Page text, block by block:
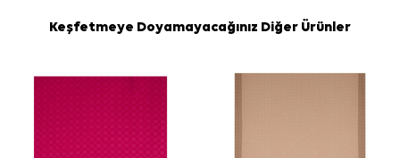
Keşfetmeye Doyamayacağınız Diğer Ürünler